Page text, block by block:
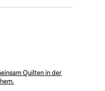
Quilten in der